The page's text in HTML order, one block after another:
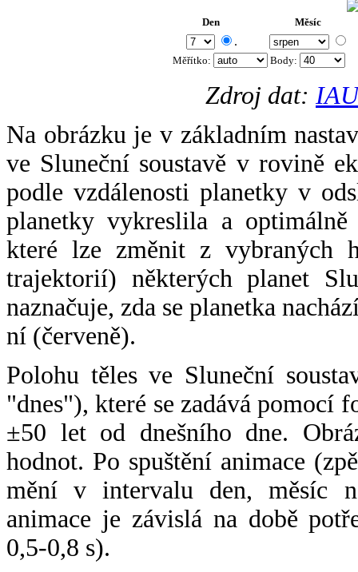
Den Měsíc
.
Měřítko: Body:
Zdroj dat:
Na obrázku je v základním
ve Sluneční soustavě v rovině
podle vzdálenosti planetky v
planetky vykreslila a
které lze změnit z vybraných
trajektorií) některých planet
naznačuje, zda se planetka
ní (červeně).
Polohu těles ve Sluneční
"dnes"), které se zadává pomocí
±50 let od dnešního dne.
hodnot. Po spuštění animace
mění v intervalu den, měsíc
animace je závislá na době
0,5-0,8 s).